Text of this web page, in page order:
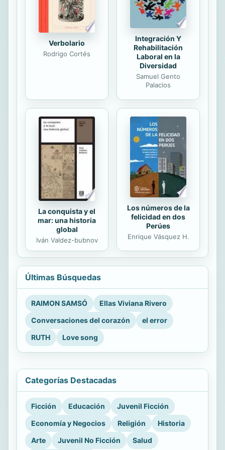
a números, índices y gráficos...
Verbolario
Rodrigo Cortés
Integración Y
Rehabilitación
Laboral en la
Diversidad
Samuel Gento
Palacios
La conquista y el
mar: una historia
global
Iván Valdez-bubnov
Los números de la
felicidad en dos
Perúes
Enrique Vásquez H.
Últimas Búsquedas
RAIMON SAMSÓ
Ellas Viviana Rivero
Conversaciones del corazón
el error
RUTH
Love song
Categorías Destacadas
Ficción Educación
Juvenil Ficción
Economía y Negocios
Religión
Historia
Arte
Juvenil No Ficción Salud